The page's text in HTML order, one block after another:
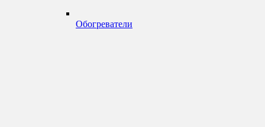
Обогреватели